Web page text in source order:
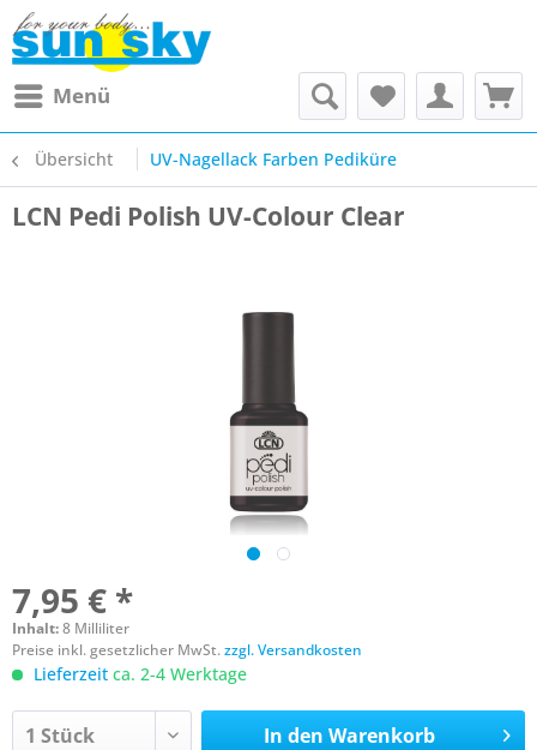
Menü
Übersicht UV-Nagellack Farben Pediküre
LCN Pedi Polish UV-Colour Clear
7,95 € *
Inhalt:8 Milliliter
Preise inkl. gesetzlicher MwSt.zzgl. Versandkosten
Lieferzeit ca. 2-4 Werktage
In den Warenkorb